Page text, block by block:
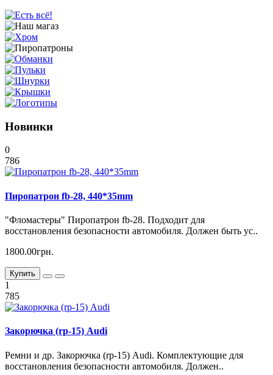
Новинки
0
786
Пиропатрон fb-28, 440*35mm
"Фломастеры" Пиропатрон fb-28. Подходит для
восстановления безопасности автомобиля. Должен быть ус..
1800.00грн.
Купить
1
785
Закорючка (rp-15) Audi
Ремни и др. Закорючка (rp-15) Audi. Комплектующие для
восстановления безопасности автомобиля. Должен..